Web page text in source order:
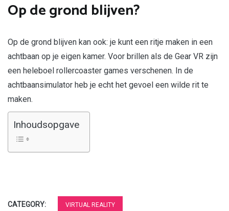
Op de grond blijven?
Op de grond blijven kan ook: je kunt een ritje maken in een
achtbaan op je eigen kamer. Voor brillen als de Gear VR zijn
een heleboel rollercoaster games verschenen. In de
achtbaansimulator heb je echt het gevoel een wilde rit te
maken.
Inhoudsopgave
CATEGORY: VIRTUAL REALITY